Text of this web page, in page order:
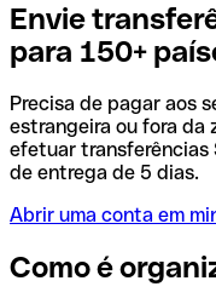
Envie
para 150+
Precisa de pagar aos
estrangeira ou fora da
efetuar transferências
de entrega de 5 dias.
Abrir uma conta em
Como é